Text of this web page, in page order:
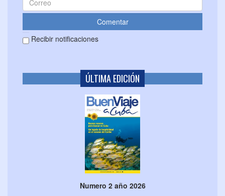
Recibir notificaciones
ÚLTIMA EDICIÓN
Numero 2 año 2026